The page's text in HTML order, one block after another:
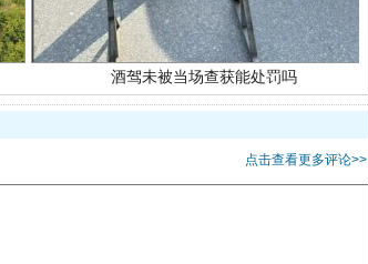
点击查看更多评论>>